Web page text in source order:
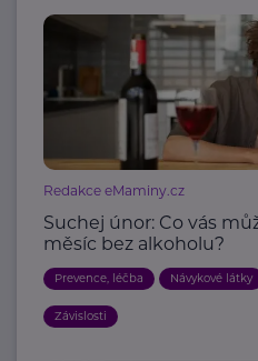
Redakce eMaminy.cz
Suchej únor: Co vás
měsíc bez alkoholu?
Prevence, léčba Návykové látky
Závislosti